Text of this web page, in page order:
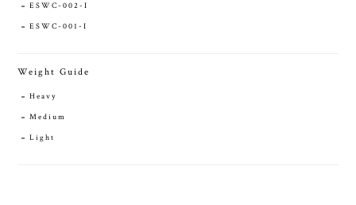
ESWC-002-I
ESWC-001-I
Weight Guide
Heavy
Medium
Light